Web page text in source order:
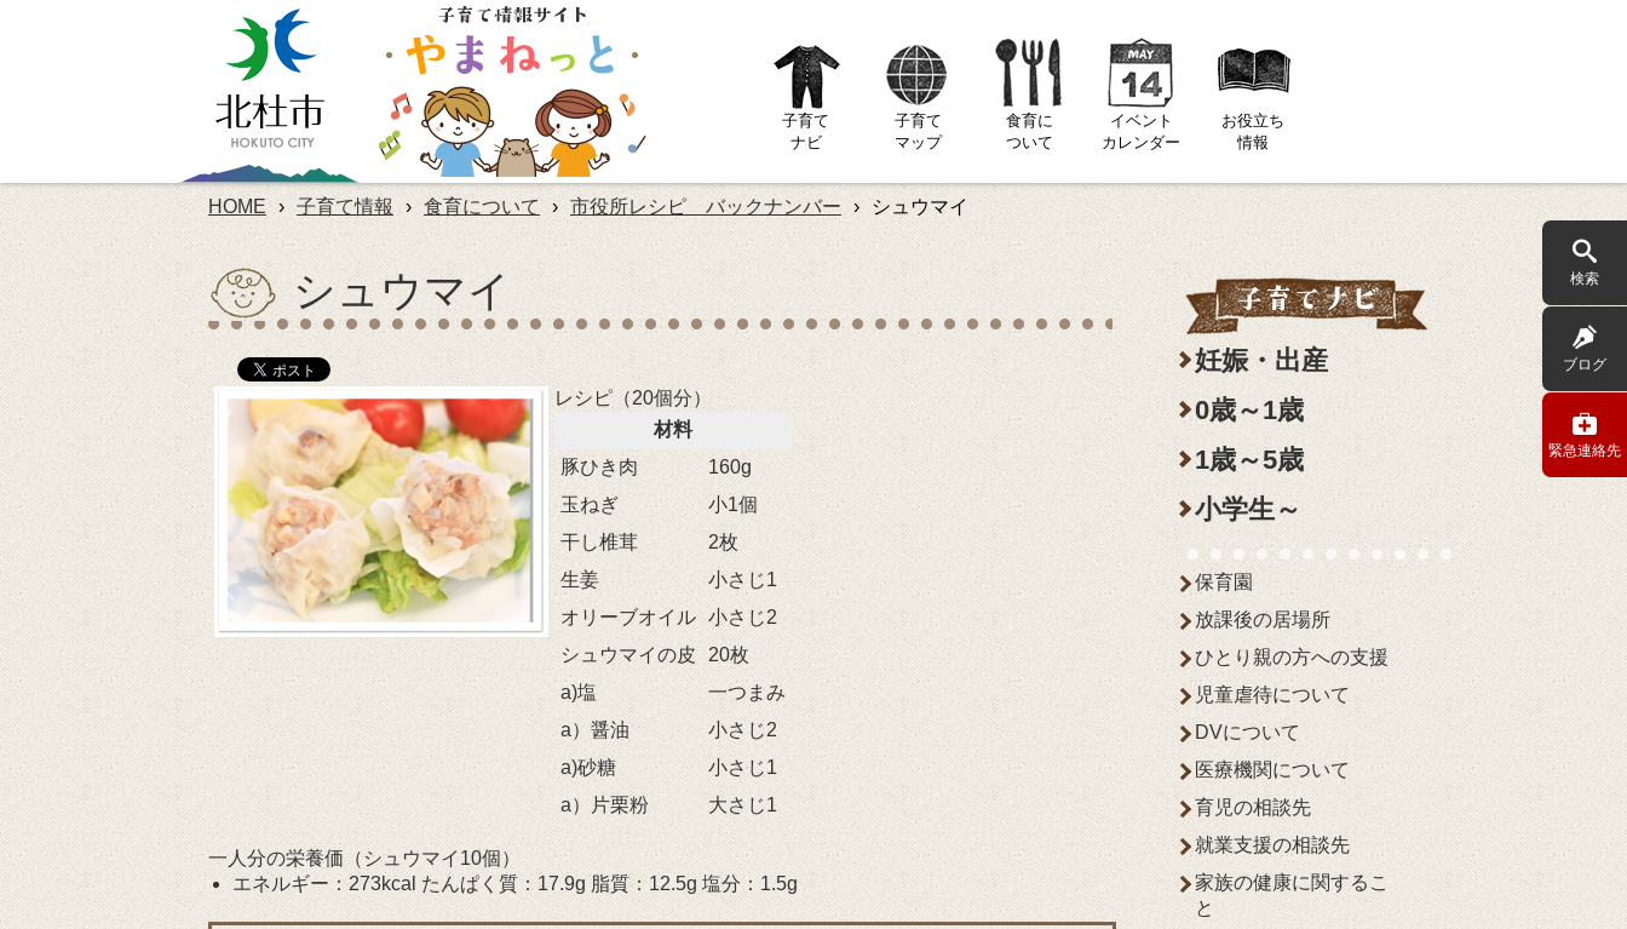
子育て
ナビ
子育て
マップ
食育に
ついて
イベント
カレンダー
お役立ち
情報
HOME › 子育て情報 › 食育について › 市役所レシピ バックナンバー › シュウマイ
検索
ブログ
緊急連絡先
シュウマイ
レシピ（20個分）
材料
豚ひき肉
160g
玉ねぎ
小1個
干し椎茸
2枚
生姜
小さじ1
オリーブオイル 小さじ2
シュウマイの皮
20枚
a)塩
一つまみ
a）醤油
小さじ2
a)砂糖
小さじ1
a）片栗粉
大さじ1
一人分の栄養価（シュウマイ10個）
エネルギー：273kcal たんぱく質：17.9g 脂質：12.5g 塩分：1.5g
妊娠・出産
0歳～1歳
1歳～5歳
小学生～
保育園
放課後の居場所
ひとり親の方への支援
児童虐待について
DVについて
医療機関について
育児の相談先
就業支援の相談先
家族の健康に関するこ
と